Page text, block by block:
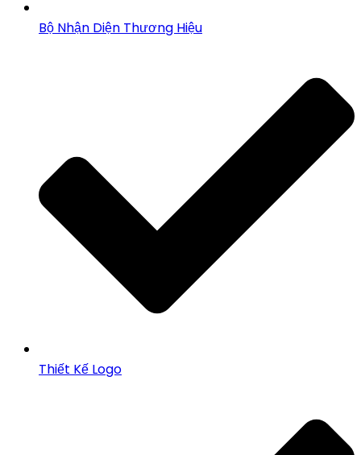
Bộ Nhận Diện Thương Hiệu
Thiết Kế Logo